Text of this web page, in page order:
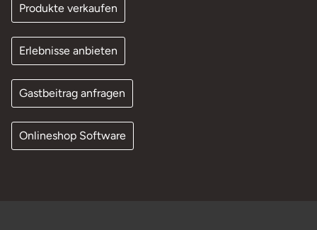
Produkte verkaufen
Erlebnisse anbieten
Gastbeitrag anfragen
Onlineshop Software